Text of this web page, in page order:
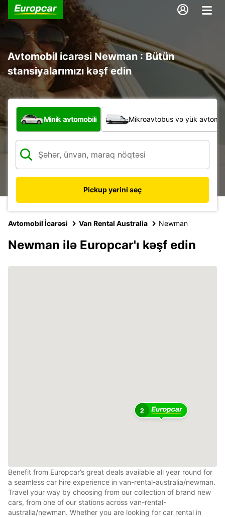
Avtomobil icarəsi Newman : Bütün
stansiyalarımızı kəşf edin
Hansı növ nəqliyyat vasitəsi?
Minik avtomobili Mikroavtobus və yük
Pickup yerini seç
Avtomobil İcarəsi Van Rental Australia Newman
Newman ilə Europcar'ı kəşf edin
2
Benefit from Europcar’s great deals available all year round for
a seamless car hire experience in van-rental-australia/newman.
Travel your way by choosing from our collection of brand new
cars, from one of our stations across van-rental-
australia/newman. Whether you are looking for car rental in